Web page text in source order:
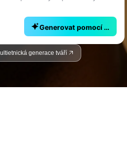
Generovat pomocí CapCut
generace tváří